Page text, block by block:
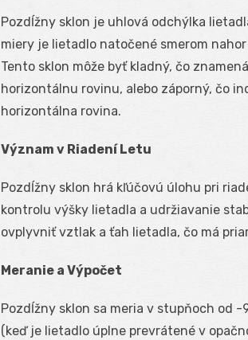
Pozdĺžny sklon je uhlová odchýlka
miery je lietadlo natočené smerom
Tento sklon môže byť kladný, čo
horizontálnu rovinu, alebo záporný, čo
horizontálna rovina.
Význam v Riadení Letu
Pozdĺžny sklon hrá kľúčovú úlohu pri
kontrolu výšky lietadla a udržiavanie
ovplyvniť vztlak a ťah lietadla, čo má
Meranie a Výpočet
Pozdĺžny sklon sa meria v stupňoch od
(keď je lietadlo úplne prevrátené v